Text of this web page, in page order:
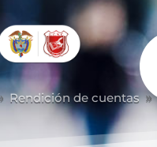
Rendición de cuentas 9